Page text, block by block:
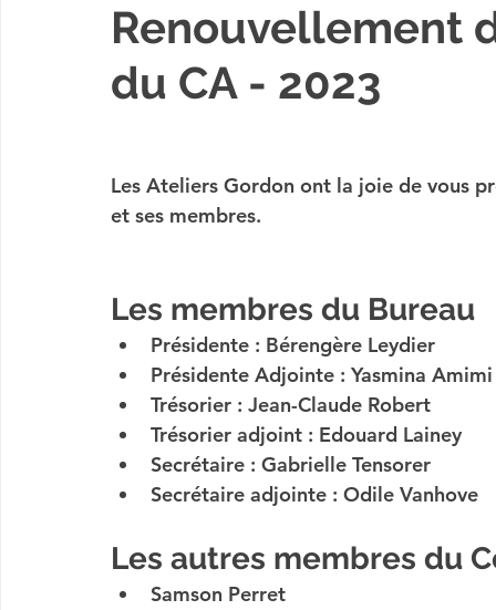
Plaidoyer BD Vidéos
Renouvellement
du CA - 2023
Les Ateliers Gordon ont la joie de vous
et ses membres.
Les membres du Bureau
Présidente : Bérengère Leydier
Présidente Adjointe : Yasmina Amimi
Trésorier : Jean-Claude Robert
Trésorier adjoint : Edouard Lainey
Secrétaire : Gabrielle Tensorer
Secrétaire adjointe : Odile Vanhove
Les autres membres du
Samson Perret